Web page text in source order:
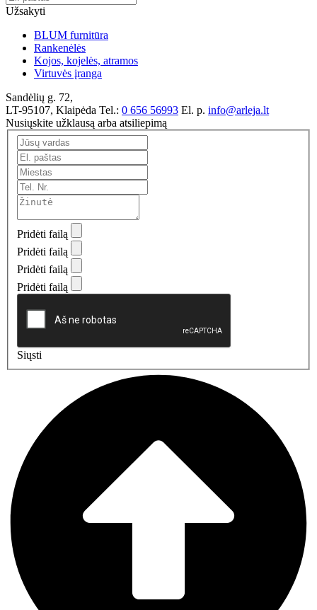
Užsakyti
BLUM furnitūra
Rankenėlės
Kojos, kojelės, atramos
Virtuvės įranga
Sandėlių g. 72,
LT-95107, Klaipėda Tel.: 0 656 56993 El. p. info@arleja.lt
Nusiųskite užklausą arba atsiliepimą
Pridėti failą
Pridėti failą
Pridėti failą
Pridėti failą
Siųsti